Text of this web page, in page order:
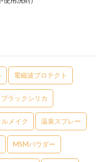
電磁波プロテクト
ブラックシリカ
メイク 温泉スプレー
MSMパウダー